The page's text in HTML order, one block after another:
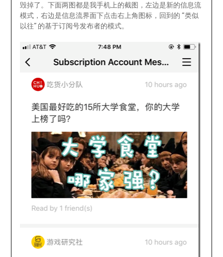
毁掉了。下面两图都是我手机上的截图，左边是新的信息流
模式，右边是信息流界面下点击右上角图标，回到的 “类似
以往” 的基于订阅号发布者的模式。